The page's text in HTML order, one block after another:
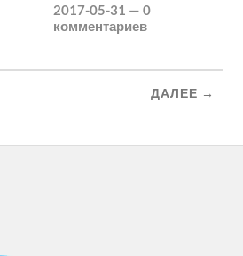
2017-05-31 —0
комментариев
ДАЛЕЕ →